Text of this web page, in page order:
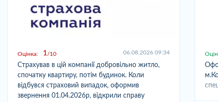
Оцінка: 1 10 06.08.2026 09:34
Страхував в цій компанії добровільно житло,
спочатку квартиру, потім будинок. Коли
відбувся страховий випадок, оформив
звернення 01.04.2026р, відкрили справу